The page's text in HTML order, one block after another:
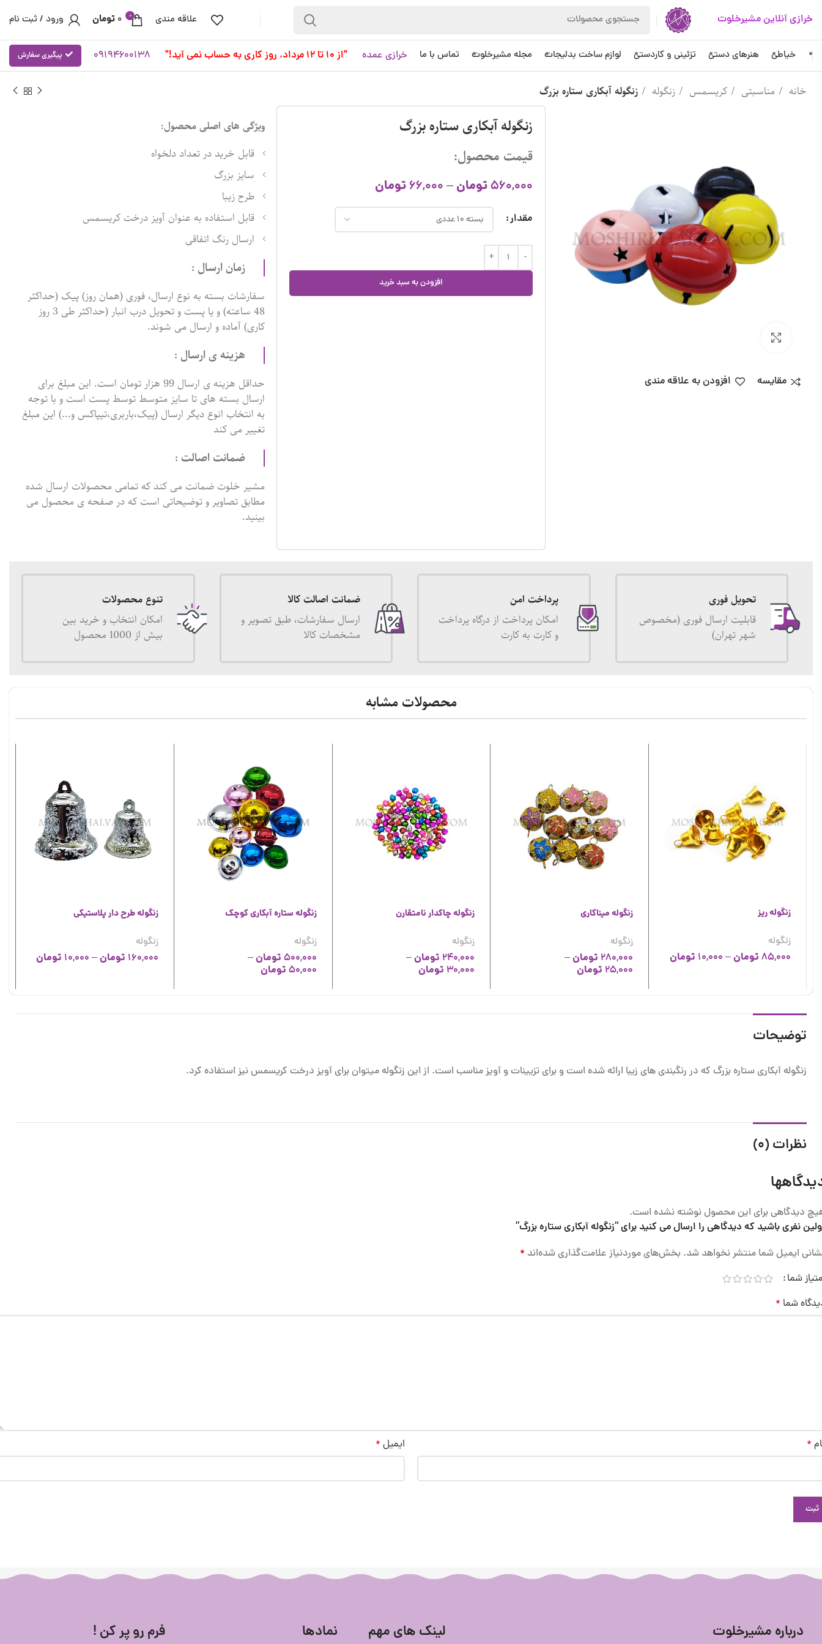
خرازی آنلاین مشیرخلوت علاقه مندی 0
0 تومان ورود / ثبت نام
خیاطی هنرهای دستی تزئینی و کاردستی لوازم ساخت بدلیجات مجله مشیرخلوت تماس با ما خرازی عمده "از 10 تا 12 مرداد، روز کاری به حساب نمی آید!" 09194600138 پیگیری سفارش
خانه مناسبتی کریسمس زنگوله زنگوله آبکاری ستاره بزرگ
مقایسه افزودن به علاقه مندی
زنگوله آبکاری ستاره بزرگ
قیمت محصول:
560,000تومان–
66,000تومان
مقدار
افزودن به سبد خرید
ویژگی های اصلی محصول:
قابل خرید در تعداد دلخواه
سایز بزرگ
طرح زیبا
قابل استفاده به عنوان آویز درخت کریسمس
ارسال رنگ اتفاقی
زمان ارسال :
سفارشات بسته به نوع ارسال، فوری (همان روز) پیک (حداکثر
48 ساعته) و یا پست و تحویل درب انبار (حداکثر طی 3 روز
کاری) آماده و ارسال می شوند.
هزینه ی ارسال :
حداقل هزینه ی ارسال 99 هزار تومان است. این مبلغ برای
ارسال بسته های تا سایز متوسط توسط پست است و با توجه
به انتخاب انوع دیگر ارسال (پیک،باربری،تیپاکس و...) این مبلغ
تغییر می کند
ضمانت اصالت :
مشیر خلوت ضمانت می کند که تمامی محصولات ارسال شده
مطابق تصاویر و توضیحاتی است که در صفحه ی محصول می
بینید.
تحویل فوری
قابلیت ارسال فوری (مخصوص
شهر تهران)
پرداخت امن
امکان پرداخت از درگاه پرداخت
و کارت به کارت
ضمانت اصالت کالا
ارسال سفارشات، طبق تصویر و
مشخصات کالا
تنوع محصولات
امکان انتخاب و خرید بین
بیش از 1000 محصول
محصولات مشابه
زنگوله ریز
زنگوله
85,000 تومان–
10,000 تومان
زنگوله میناکاری
زنگوله
280,000 تومان–
25,000 تومان
زنگوله چاکدار نامتقارن
زنگوله
240,000 تومان–
30,000 تومان
زنگوله ستاره آبکاری کوچک
زنگوله
500,000 تومان–
50,000 تومان
زنگوله طرح دار پلاستیکی
زنگوله
160,000 تومان–
10,000 تومان
توضیحات
زنگوله آبکاری ستاره بزرگ که در رنگبندی های زیبا ارائه شده است و برای تزیینات و آویز مناسب است. از این زنگوله میتوان برای آویز درخت کریسمس نیز استفاده کرد.
نظرات (0)
دیدگاهی برای این محصول نوشته نشده است.
نفری باشید که دیدگاهی را ارسال می کنید برای “زنگوله آبکاری ستاره بزرگ”
ایمیل شما منتشر نخواهد شد. بخش‌های موردنیاز علامت‌گذاری شده‌اند *
شما
شما *
* ایمیل *
درباره مشیرخلوت لینک های مهم نمادها فرم رو پر کن !